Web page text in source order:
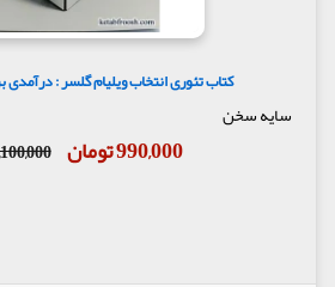
کتاب تئوری انتخاب ویلیام گلسر : درآمدی
سایه سخن
990,000 تومان 1,100,000